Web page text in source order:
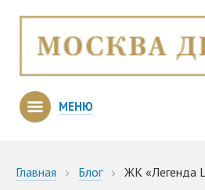
МЕНЮ
Главная Блог ЖК «Легенда